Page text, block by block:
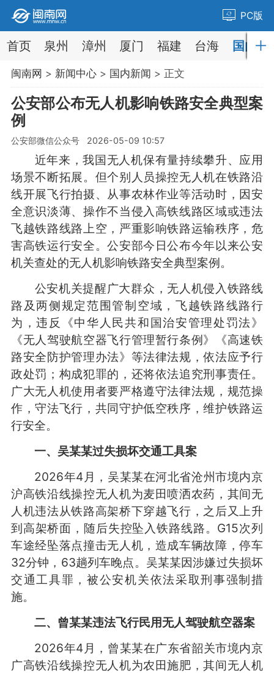
PC版
首页 泉州 漳州 厦门 福建 台海 国内
闽南网 > 新闻中心> 国内新闻 > 正文
公安部公布无人机影响铁路安全典型案
例
公安部微信公众号 2026-05-09 10:57
近年来，我国无人机保有量持续攀升、应用
场景不断拓展。但个别人员操控无人机在铁路沿
线开展飞行拍摄、从事农林作业等活动时，因安
全意识淡薄、操作不当侵入高铁线路区域或违法
飞越铁路线路上空，严重影响铁路运输秩序，危
害高铁运行安全。公安部今日公布今年以来公安
机关查处的无人机影响铁路安全典型案例。
公安机关提醒广大群众，无人机侵入铁路线
路及两侧规定范围管制空域，飞越铁路线路行
为，违反《中华人民共和国治安管理处罚法》
《无人驾驶航空器飞行管理暂行条例》《高速铁
路安全防护管理办法》等法律法规，依法应予行
政处罚；构成犯罪的，还将依法追究刑事责任。
广大无人机使用者要严格遵守法律法规，规范操
作，守法飞行，共同守护低空秩序，维护铁路运
行安全。
一、吴某某过失损坏交通工具案
2026年4月，吴某某在河北省沧州市境内京
沪高铁沿线操控无人机为麦田喷洒农药，其间无
人机违法从铁路高架桥下穿越飞行，之后又上升
到高架桥面，随后失控坠入铁路线路。G15次列
车途经坠落点撞击无人机，造成车辆故障，停车
32分钟，63趟列车晚点。吴某某因涉嫌过失损坏
交通工具罪，被公安机关依法采取刑事强制措
施。
二、曾某某违法飞行民用无人驾驶航空器案
2026年4月，曾某某在广东省韶关市境内京
广高铁沿线操控无人机为农田施肥，其间无人机